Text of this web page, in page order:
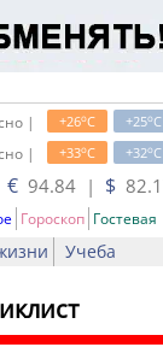
+25oC
+26oC
|
+32oC
+33oC
|
€ 94.84 | $
Гороскоп Гостевая
Учеба